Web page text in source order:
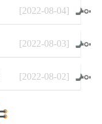
[2022-08-04]
[2022-08-03]
[2022-08-02]